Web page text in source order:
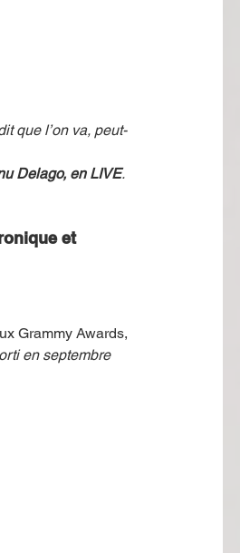
que l’on va, peut-
Delago, en LIVE.
et
Grammy Awards,
en septembre